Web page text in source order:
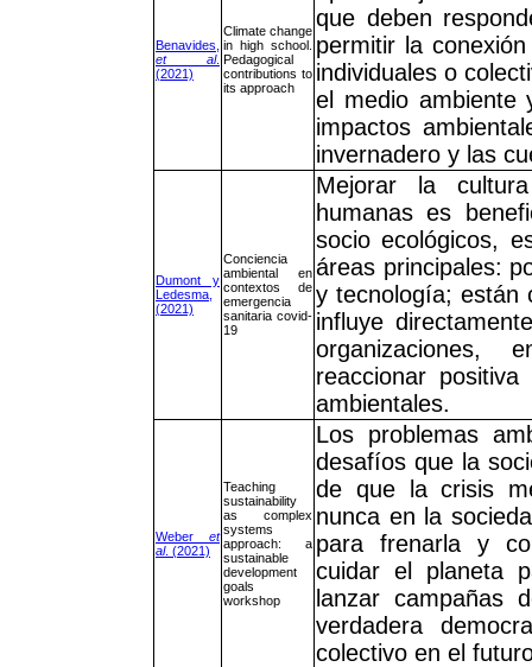
Benavides,
et al.
(2021)
Climate change
in high school.
Pedagogical
contributions to
its approach
que deben
permitir la
individuales o
el medio ambiente
impactos
invernadero y las
Dumont y
Ledesma,
(2021)
Conciencia
ambiental en
contextos de
emergencia
sanitaria covid-
19
Mejorar la
humanas es
socio ecológicos,
áreas principales:
y tecnología; están
influye
organizaciones,
reaccionar
ambientales.
Weber et
al. (2021)
Teaching
sustainability
as complex
systems
approach: a
sustainable
development
goals
workshop
Los problemas
desafíos que la
de que la crisis
nunca en la
para frenarla y
cuidar el planeta
lanzar campañas
verdadera
colectivo en el